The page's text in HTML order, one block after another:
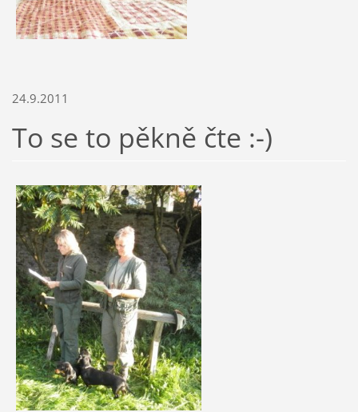
24.9.2011
To se to pěkně čte :-)